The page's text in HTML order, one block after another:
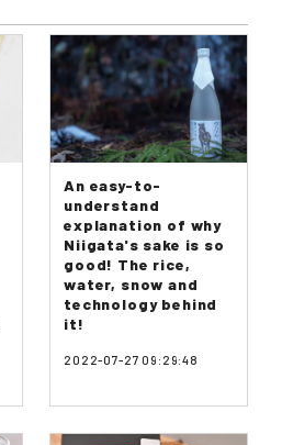
An easy-to-
understand
explanation of why
Niigata's sake is so
good! The rice,
water, snow and
technology behind
it!
2022-07-27 09:29:48